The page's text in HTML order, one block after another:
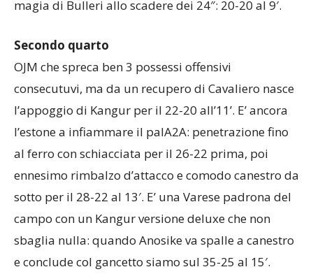
magia di Bulleri allo scadere dei 24″: 20-20 al 9′.
Secondo quarto
OJM che spreca ben 3 possessi offensivi
consecutuvi, ma da un recupero di Cavaliero nasce
l’appoggio di Kangur per il 22-20 all’11’. E’ ancora
l’estone a infiammare il palA2A: penetrazione fino
al ferro con schiacciata per il 26-22 prima, poi
ennesimo rimbalzo d’attacco e comodo canestro da
sotto per il 28-22 al 13′. E’ una Varese padrona del
campo con un Kangur versione deluxe che non
sbaglia nulla: quando Anosike va spalle a canestro
e conclude col gancetto siamo sul 35-25 al 15′.